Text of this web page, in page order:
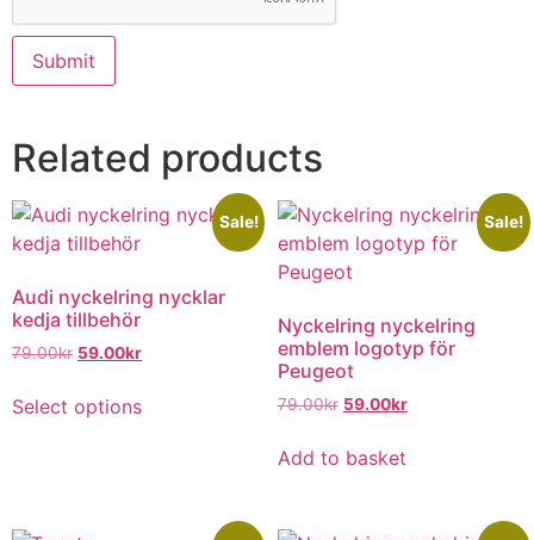
Related products
Sale!
Audi nyckelring nycklar
kedja tillbehör
79.00kr 59.00kr
Select options
Sale!
Nyckelring nyckelring
emblem logotyp för
Peugeot
79.00kr 59.00kr
Add to basket